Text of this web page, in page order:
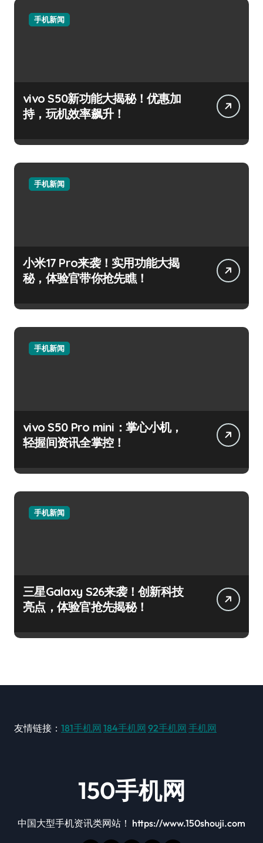
手机新闻
vivo S50新功能大揭秘！优惠加
持，玩机效率飙升！
手机新闻
小米17 Pro来袭！实用功能大揭
秘，体验官带你抢先瞧！
手机新闻
vivo S50 Pro mini：掌心小机，
轻握间资讯全掌控！
手机新闻
三星Galaxy S26来袭！创新科技
亮点，体验官抢先揭秘！
友情链接： 181手机网 184手机网 92手机网 手机网
150手机网
中国大型手机资讯类网站！ https://www.150shouji.com